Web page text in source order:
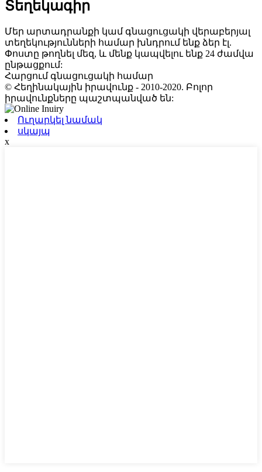
Տեղեկագիր
Մեր արտադրանքի կամ գնացուցակի վերաբերյալ
տեղեկությունների համար խնդրում ենք ձեր էլ.
Փոստը թողնել մեզ, և մենք կապվելու ենք 24 ժամվա
ընթացքում:
Հարցում գնացուցակի համար
© Հեղինակային իրավունք - 2010-2020. Բոլոր
իրավունքները պաշտպանված են:
Ուղարկել նամակ
սկայպ
x